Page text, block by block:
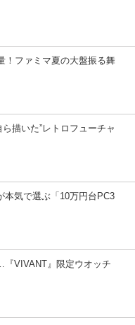
！ファミマ夏の大盤振る舞
描いた”レトロフューチャ
本気で選ぶ「10万円台PC3
VIVANT』限定ウオッチ